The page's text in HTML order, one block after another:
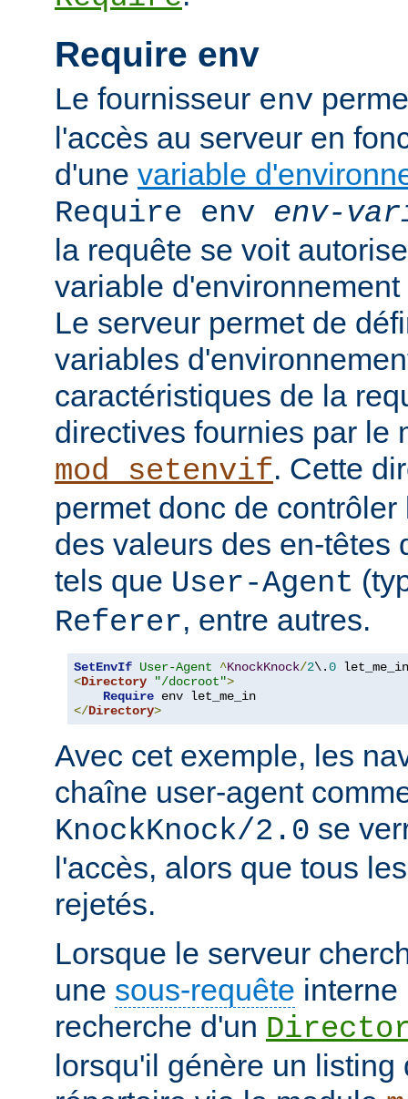
Require env
Le fournisseur env
l'accès au serveur en
d'une variable
Require env env-
la requête se voit
variable d'environnement
Le serveur permet de
variables
caractéristiques de la
directives fournies par le
mod_setenvif. Cette
permet donc de
des valeurs des en-têtes
tels que User-Agent
Referer, entre autres.
SetEnvIf User-Agent ^KnockKnock/2\.0
<Directory "/docroot">
Require
</Directory>
Avec cet exemple, les
chaîne user-agent
KnockKnock/2.0 se
l'accès, alors que tous
rejetés.
Lorsque le serveur
une sous-requête interne
recherche d'un
lorsqu'il génère un listing